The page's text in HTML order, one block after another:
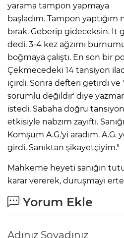
yarama tampon yapmaya
başladım. Tampon yaptığım
bırak. Geberip gideceksin.
dedi. 3-4 kez ağzımı
boğmaya çalıştı. En son bir
Çekmecedeki 14 tansiyon
içirdi. Sonra defteri getirdi
sorumlu değildir' diye
istedi. Sabaha doğru tansiyon
etkisiyle nabzım zayıftı.
Komşum A.G.'yi aradım. A.G.
girdi. Sanıktan şikayetçiyim."
Mahkeme heyeti sanığın
karar vererek, duruşmayı
Yorum Ekle
Adınız Soyadınız